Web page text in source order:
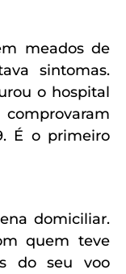
meados de
sintomas.
o hospital
É o primeiro
domiciliar.
quem teve
do seu voo